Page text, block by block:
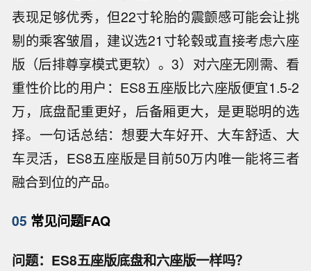
表现足够优秀，但22寸轮胎的震颤感可能会让挑
剔的乘客皱眉，建议选21寸轮毂或直接考虑六座
版（后排尊享模式更软）。3）对六座无刚需、看
重性价比的用户：ES8五座版比六座版便宜1.5-2
万，底盘配重更好，后备厢更大，是更聪明的选
择。一句话总结：想要大车好开、大车舒适、大
车灵活，ES8五座版是目前50万内唯一能将三者
融合到位的产品。
05 常见问题FAQ
问题：ES8五座版底盘和六座版一样吗？